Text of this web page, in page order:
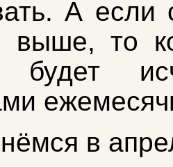
А если
то
будет
в